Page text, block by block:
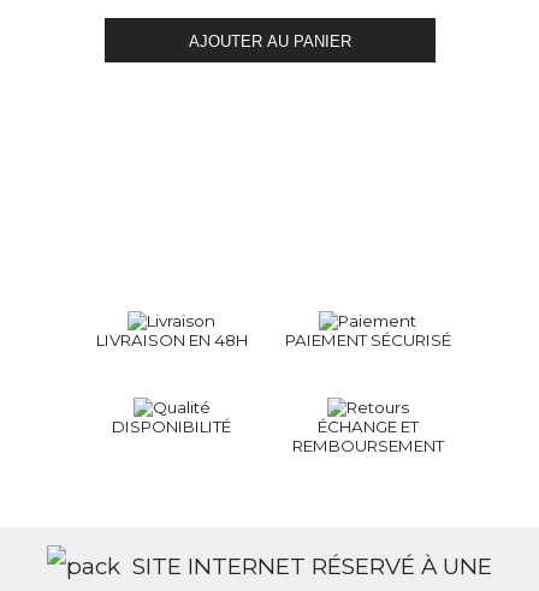
LIVRAISON EN 48H PAIEMENT SÉCURISÉ
DISPONIBILITÉ
ÉCHANGE ET
REMBOURSEMENT
SITE INTERNET RÉSERVÉ À UNE